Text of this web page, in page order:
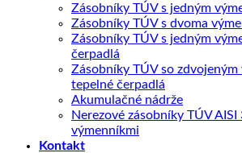
Zásobníky TÚV s jedným
Zásobníky TÚV s dvoma
Zásobníky TÚV s jedným
čerpadlá
Zásobníky TÚV so
tepelné čerpadlá
Akumulačné nádrže
Nerezové zásobníky TÚV AISI
výmenníkmi
Kontakt